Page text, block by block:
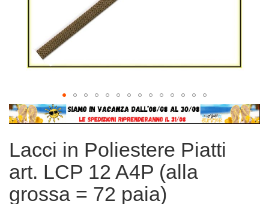
Vai
all'inizio
galleria
di
immagini
Lacci in Poliestere Piatti
art. LCP 12 A4P (alla
grossa = 72 paia)